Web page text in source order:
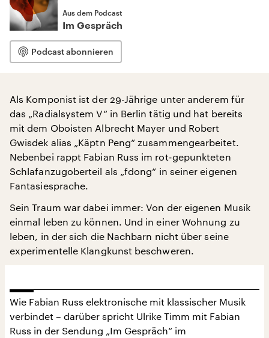
Aus dem Podcast
Im Gespräch
Podcast abonnieren
Als Komponist ist der 29-Jährige unter anderem für
das „Radialsystem V“ in Berlin tätig und hat bereits
mit dem Oboisten Albrecht Mayer und Robert
Gwisdek alias „Käptn Peng“ zusammengearbeitet.
Nebenbei rappt Fabian Russ im rot-gepunkteten
Schlafanzugoberteil als „fdong“ in seiner eigenen
Fantasiesprache.
Sein Traum war dabei immer: Von der eigenen Musik
einmal leben zu können. Und in einer Wohnung zu
leben, in der sich die Nachbarn nicht über seine
experimentelle Klangkunst beschweren.
Wie Fabian Russ elektronische mit klassischer Musik
verbindet – darüber spricht Ulrike Timm mit Fabian
Russ in der Sendung „Im Gespräch“ im